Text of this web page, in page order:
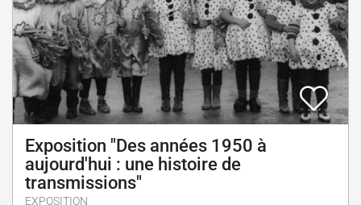
Exposition "Des années 1950 à
aujourd'hui : une histoire de
transmissions"
EXPOSITION